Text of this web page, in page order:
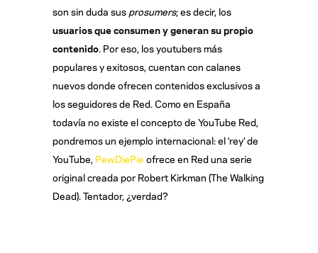
son sin duda sus prosumers; es decir, los
usuarios que consumen y generan su propio
contenido. Por eso, los youtubers más
populares y exitosos, cuentan con calanes
nuevos donde ofrecen contenidos exclusivos a
los seguidores de Red. Como en España
todavía no existe el concepto de YouTube Red,
pondremos un ejemplo internacional: el ‘rey’ de
YouTube, PewDiePie ofrece en Red una serie
original creada por Robert Kirkman (The Walking
Dead). Tentador, ¿verdad?